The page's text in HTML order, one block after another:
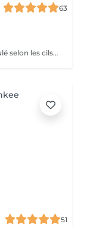
63
ATTENTION Le prix du remplissage sera calculé selon les cils qu'on aura besoin de remettre et peut donc varier entre 60€ - 100€. Si votre dernière pose a 4 semaines ou plus, on ne parle plus de remplissage, la pose sera considérée comme une première pose.
51